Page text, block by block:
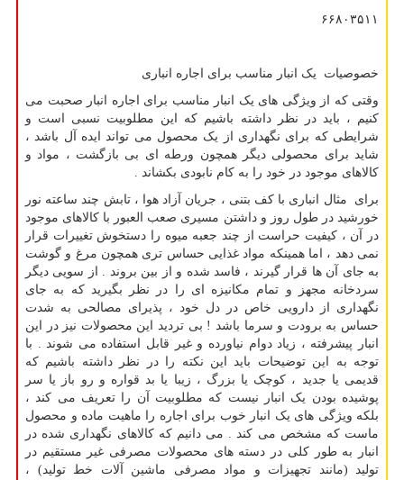
۶۶۸۰۳۵۱۱
خصوصیات یک انبار مناسب برای اجاره انباری
وقتی که از ویژگی های یک انبار مناسب برای اجاره انبار صحبت می
کنیم ، باید در نظر داشته باشیم که این مطلوبیت نسبی است و
شرایطی که برای نگهداری از یک محصول می تواند ایده آل باشد ،
شاید برای محصولی دیگر همچون ورطه ای بی بازگشت ، مواد و
کالاهای موجود در خود را به کام نابودی بکشاند .
برای مثال انباری با کف بتنی ، جریان آزاد هوا ، تابش چند ساعته نور
خورشید در طول روز و داشتن مسیری صعب العبور با کالاهای موجود
در آن ، کیفیت حراست از چند جعبه میوه را دستخوش تغییرات قرار
نمی دهد ، اما همینکه مواد غذایی حساس تری همچون مرغ و گوشت
به جای آن ها قرار گیرند ، فاسد شده و از بین بروند . از سویی دیگر
سردخانه مجهز و تمام مکانیزه ای را در نظر بگیرید که به جای
نگهداری از دارویی خاص در دل خود ، پذیرای مصالحی به شدت
حساس به برودت و سرما باشد ! بی تردید این محصولات نیز در این
انبار پیشرفته ، زیاد دوام نیاورده و غیر قابل استفاده می شوند . با
توجه به این توضیحات باید این نکته را در نظر داشته باشیم که
قدیمی یا جدید ، کوچک یا بزرگ ، زیبا یا بد قواره و رو باز یا سر
پوشیده بودن یک انبار نیست که مطلوبیت آن را تعریف می کند ،
بلکه ویژگی های یک انبار خوب برای اجاره را ماهیت ماده و محصول
ماست که مشخص می کند . می دانیم که کالاهای نگهداری شده در
انبار به طور کلی در دسته های محصولات مصرفی غیر مستقیم در
تولید (مانند تجهیزات و مواد مصرفی ماشین آلات خط تولید) ،